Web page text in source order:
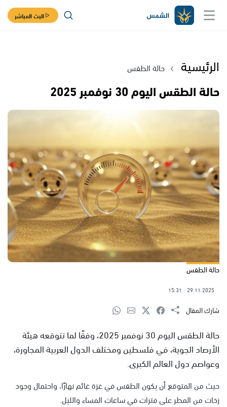
البث المباشر
الرئيسية حالة الطقس
حالة الطقس اليوم 30 نوفمبر 2025
حالة الطقس
29.11.2025
15:31
شارك المقال
حالة الطقس اليوم 30 نوفمبر 2025، وفقًا لما تتوقعه هيئة
الأرصاد الجوية، في فلسطين ومختلف الدول العربية المجاورة،
وعواصم دول العالم الكبرى.
حيث من المتوقع أن يكون الطقس في غزة غائم نهارًا، واحتمال وجود
زخات من المطر على فترات في ساعات المساء والليل.